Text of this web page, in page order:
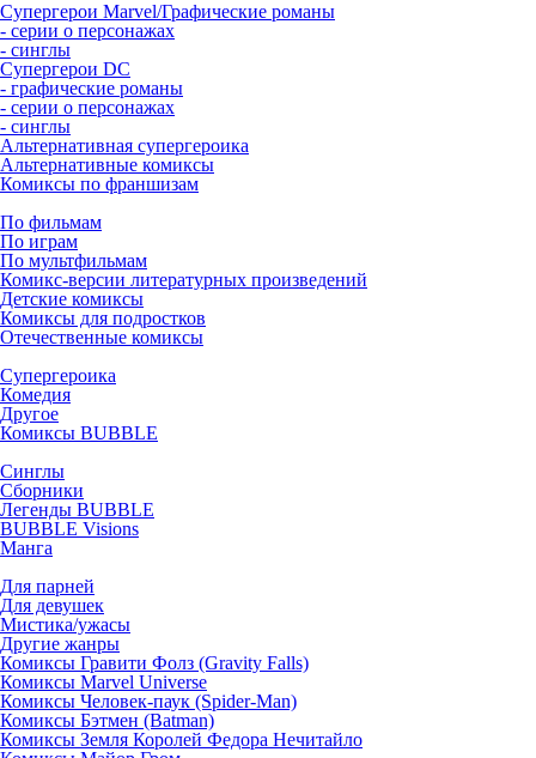
Супергерои Marvel/Графические романы
- серии о персонажах
- синглы
Супергерои DC
- графические романы
- серии о персонажах
- синглы
Альтернативная супергероика
Альтернативные комиксы
Комиксы по франшизам
По фильмам
По играм
По мультфильмам
Комикс-версии литературных произведений
Детские комиксы
Комиксы для подростков
Отечественные комиксы
Супергероика
Комедия
Другое
Комиксы BUBBLE
Синглы
Сборники
Легенды BUBBLE
BUBBLE Visions
Манга
Для парней
Для девушек
Мистика/ужасы
Другие жанры
Комиксы Гравити Фолз (Gravity Falls)
Комиксы Marvel Universe
Комиксы Человек-паук (Spider-Man)
Комиксы Бэтмен (Batman)
Комиксы Земля Королей Федора Нечитайло